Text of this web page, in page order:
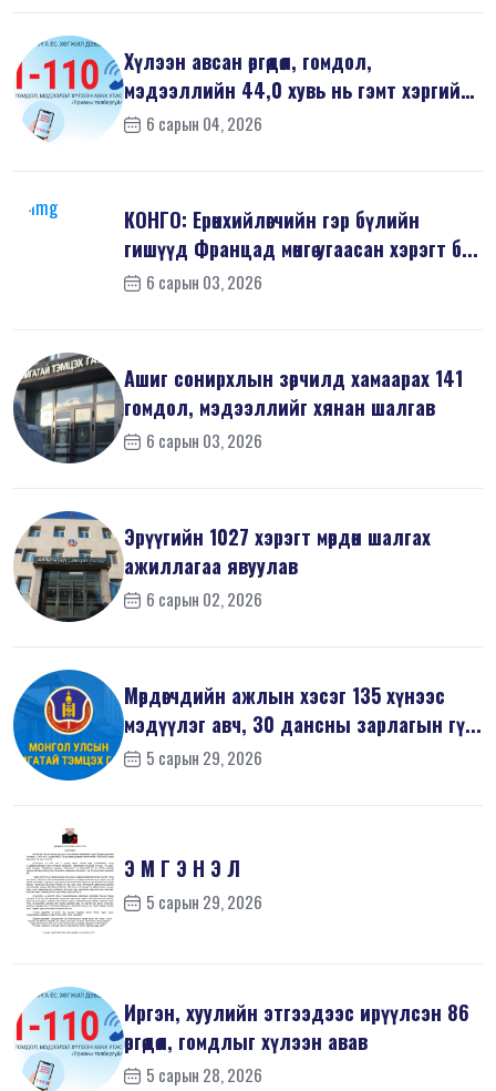
Хүлээн авсан өргөдөл, гомдол,
мэдээллийн 44,0 хувь нь гэмт хэргийн
шин...
6 сарын 04, 2026
КОНГО: Ерөнхийлөгчийн гэр бүлийн
гишүүд Францад мөнгө угаасан хэрэгт б...
6 сарын 03, 2026
Ашиг сонирхлын зөрчилд хамаарах 141
гомдол, мэдээллийг хянан шалгав
6 сарын 03, 2026
Эрүүгийн 1027 хэрэгт мөрдөн шалгах
ажиллагаа явуулав
6 сарын 02, 2026
Мөрдөгчдийн ажлын хэсэг 135 хүнээс
мэдүүлэг авч, 30 дансны зарлагын гү...
5 сарын 29, 2026
Э М Г Э Н Э Л
5 сарын 29, 2026
Иргэн, хуулийн этгээдээс ирүүлсэн 86
өргөдөл, гомдлыг хүлээн авав
5 сарын 28, 2026